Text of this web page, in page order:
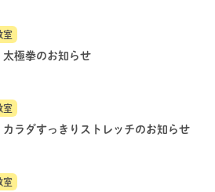
室
極拳のお知らせ
室
ラダすっきりストレッチのお知らせ
室